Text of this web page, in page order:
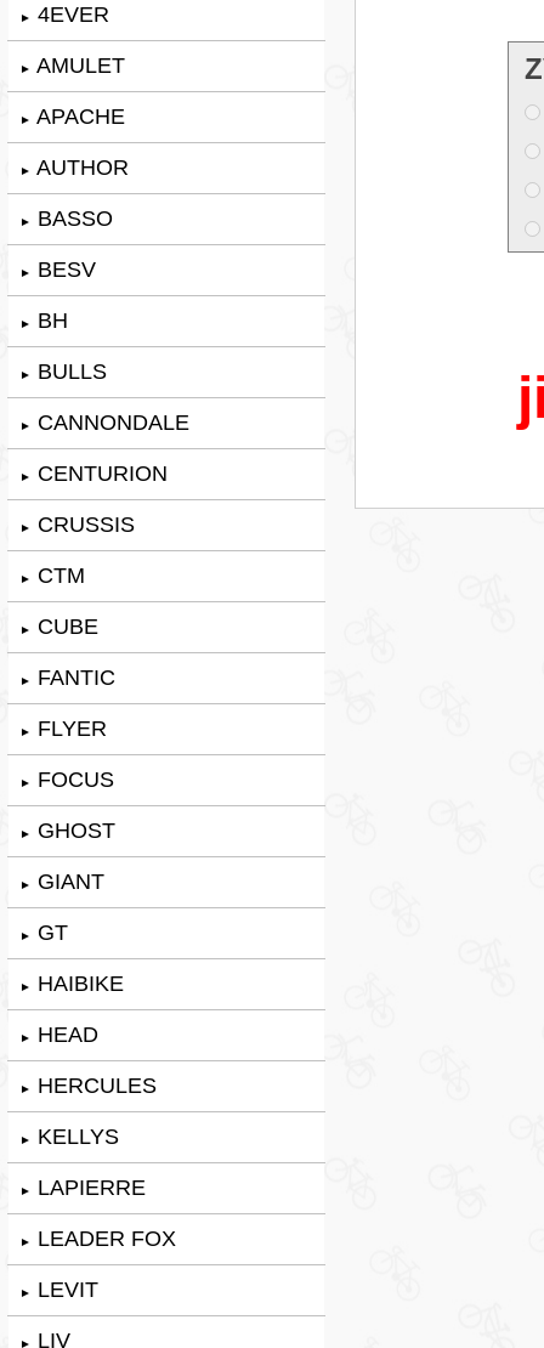
► 4EVER
► AMULET
► APACHE
► AUTHOR
► BASSO
► BESV
► BH
► BULLS
► CANNONDALE
► CENTURION
► CRUSSIS
► CTM
► CUBE
► FANTIC
► FLYER
► FOCUS
► GHOST
► GIANT
► GT
► HAIBIKE
► HEAD
► HERCULES
► KELLYS
► LAPIERRE
► LEADER FOX
► LEVIT
► LIV